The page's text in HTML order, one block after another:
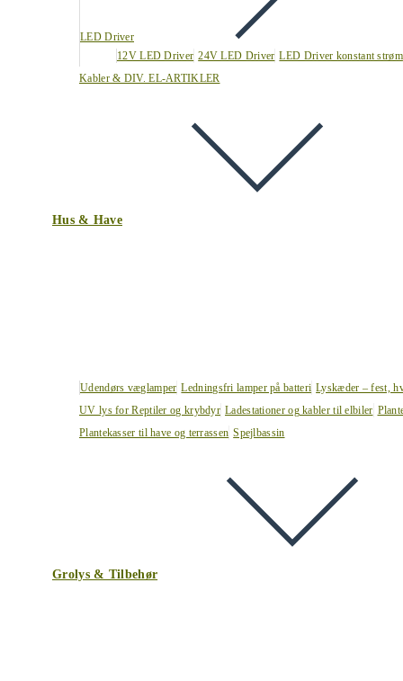
LED Driver
12V LED Driver 24V LED Driver LED Driver konstant strøm
Kabler & DIV. EL-ARTIKLER
Hus & Have
Udendørs væglamper Ledningsfri lamper på batteri Lyskæder – fest,
UV lys for Reptiler og krybdyr Ladestationer og kabler til elbiler
Plantekasser til have og terrassen Spejlbassin
Grolys & Tilbehør